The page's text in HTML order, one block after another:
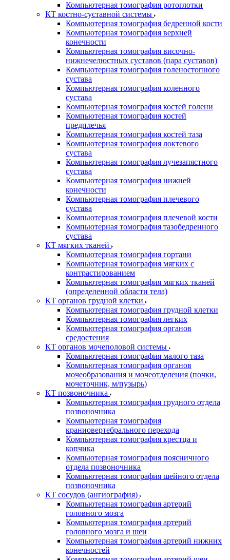
Компьютерная томография ротоглотки
КТ костно-суставной системы
Компьютерная томография бедренной кости
Компьютерная томография верхней
конечности
Компьютерная томография височно-
нижнечелюстных суставов (пара суставов)
Компьютерная томография голеностопного
сустава
Компьютерная томография коленного
сустава
Компьютерная томография костей голени
Компьютерная томография костей
предплечья
Компьютерная томография костей таза
Компьютерная томография локтевого
сустава
Компьютерная томография лучезапястного
сустава
Компьютерная томография нижней
конечности
Компьютерная томография плечевого
сустава
Компьютерная томография плечевой кости
Компьютерная томография тазобедренного
сустава
КТ мягких тканей
Компьютерная томография гортани
Компьютерная томография мягких с
контрастированием
Компьютерная томография мягких тканей
(определенной области тела)
КТ органов грудной клетки
Компьютерная томография грудной клетки
Компьютерная томография легких
Компьютерная томография органов
средостения
КТ органов мочеполовой системы
Компьютерная томография малого таза
Компьютерная томография органов
мочеобразования и мочеотделения (почки,
мочеточник, м/пузырь)
КТ позвоночника
Компьютерная томография грудного отдела
позвоночника
Компьютерная томография
краниовертебрального перехода
Компьютерная томография крестца и
копчика
Компьютерная томография поясничного
отдела позвоночника
Компьютерная томография шейного отдела
позвоночника
КТ сосудов (ангиография)
Компьютерная томография артерий
головного мозга
Компьютерная томография артерий
головного мозга и шеи
Компьютерная томография артерий нижних
конечностей